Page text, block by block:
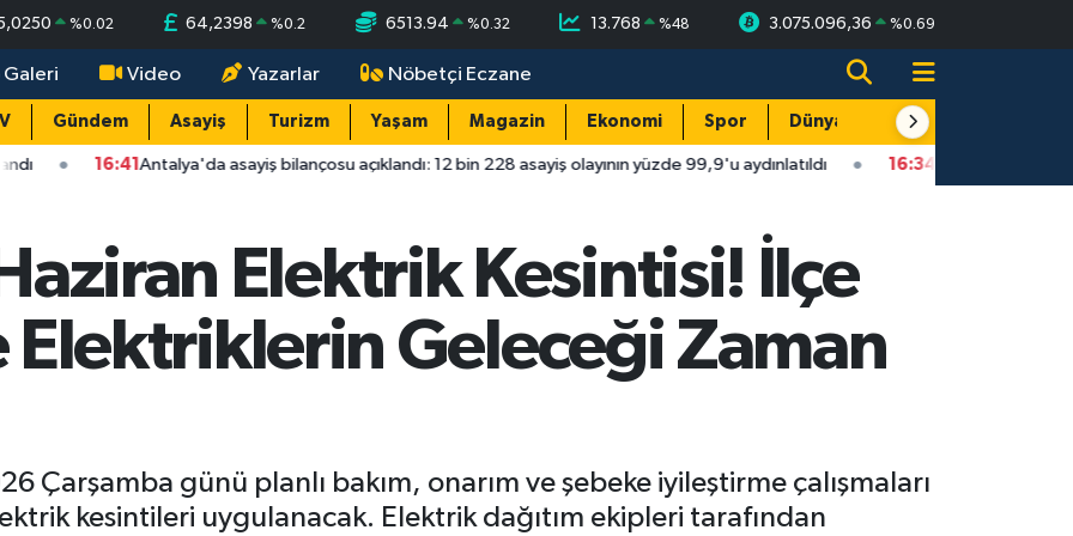
%0.02 64,2398 %0.2 6513.94 %0.32 13.768 %48 3.075.096,36 %0.69
Galeri Video Yazarlar Nöbetçi Eczane
Gündem Asayiş Turizm Yaşam Magazin Ekonomi Spor Dünya Resmi Reklamlar
Antalya'da asayiş bilançosu açıklandı: 12 bin 228 asayiş olayının yüzde 99,9'u aydınlatıldı 16:34Isparta'da faytonu sollayan
Elektrik Kesintisi! İlçe
Elektriklerin Geleceği Zaman
Çarşamba günü planlı bakım, onarım ve şebeke iyileştirme çalışmaları
kesintileri uygulanacak. Elektrik dağıtım ekipleri tarafından